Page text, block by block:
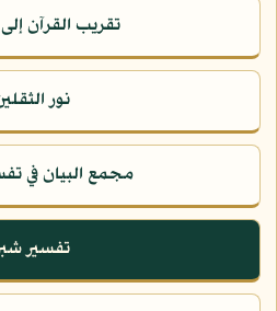
تقريب القرآن
نور
مجمع البيان في
تفسير